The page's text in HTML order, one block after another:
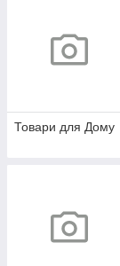
Товари для Дому